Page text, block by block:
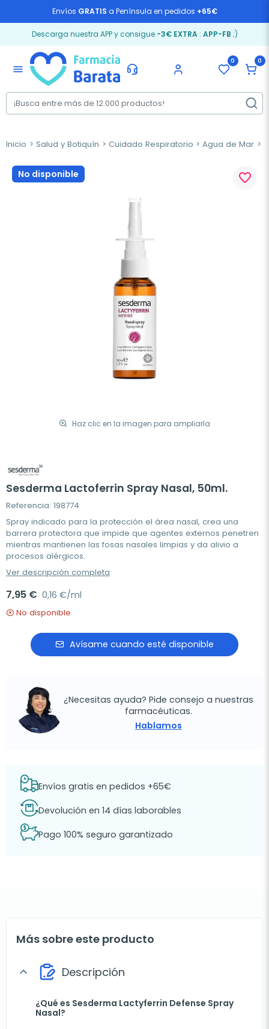
Envíos GRATIS a Península en pedidos +65€
Descarga nuestra APP y consigue -3€ EXTRA: APP-FB ;)
menu
0 0
Inicio Salud y Botiquín Cuidado Respiratorio Agua de Mar
No disponible
Haz clic en la imagen para ampliarla
favorite_border
Sesderma Lactoferrin Spray Nasal, 50ml.
Referencia: 198774
Spray indicado para la protección el área nasal, crea una
barrera protectora que impide que agentes externos penetren
mientras mantienen las fosas nasales limpias y da alivio a
procesos alérgicos.
Ver descripción completa
7,95 € 0,16 €/ml
No disponible
Avísame cuando esté disponible
¿Necesitas ayuda? Pide consejo a nuestras
farmacéuticas.
Hablamos
Envíos gratis en pedidos +65€
Devolución en 14 días laborables
Pago 100% seguro garantizado
Más sobre este producto
expand_more Descripción
¿Qué es Sesderma Lactyferrin Defense Spray
Nasal?